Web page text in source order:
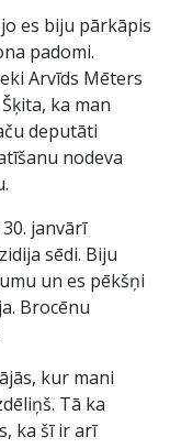
es biju pārkāpis
padomi.
Arvīds Mēters
ka man
deputāti
nodeva
janvārī
sēdi. Biju
un es pēkšņi
Brocēnu
kur mani
Tā ka
ka šī ir arī